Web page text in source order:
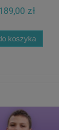
zł
koszyka